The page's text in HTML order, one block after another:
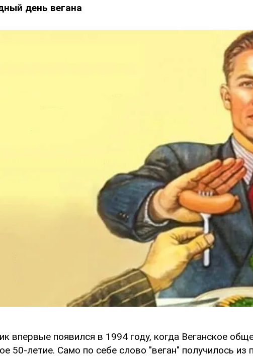
день вегана
впервые появился в 1994 году, когда Веганское
50-летие. Само по себе слово "веган" получилось из